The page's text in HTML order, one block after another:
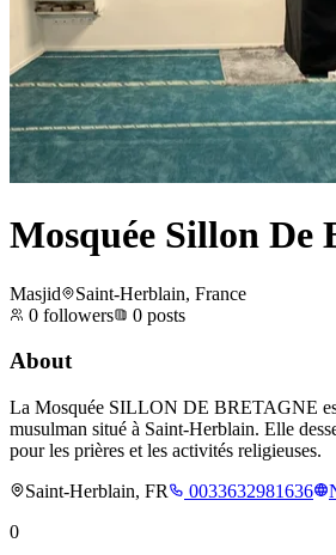
Mosquée Sillon De
Masjid
Saint-Herblain, France
0 followers 0 posts
About
La Mosquée SILLON DE BRETAGNE
musulman situé à Saint-Herblain. Elle
pour les prières et les activités religieuses.
Saint-Herblain, FR
0033632981636
0